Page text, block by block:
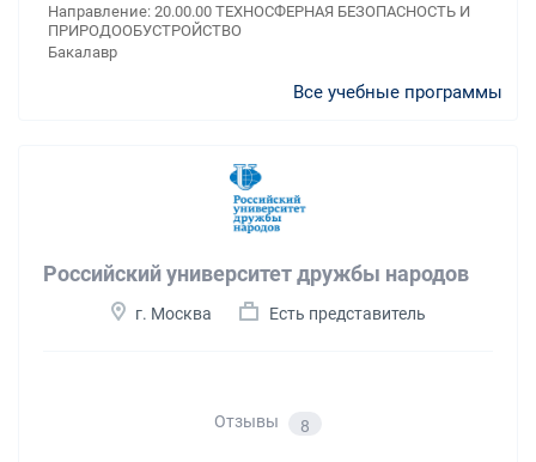
Направление: 20.00.00 ТЕХНОСФЕРНАЯ БЕЗОПАСНОСТЬ И
ПРИРОДООБУСТРОЙСТВО
Бакалавр
Все учебные программы
Российский университет дружбы народов
г. Москва Есть представитель
Отзывы 8